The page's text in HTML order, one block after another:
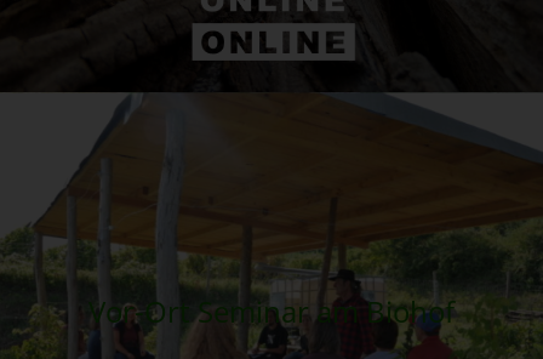
Vor-Ort Seminar am Biohof